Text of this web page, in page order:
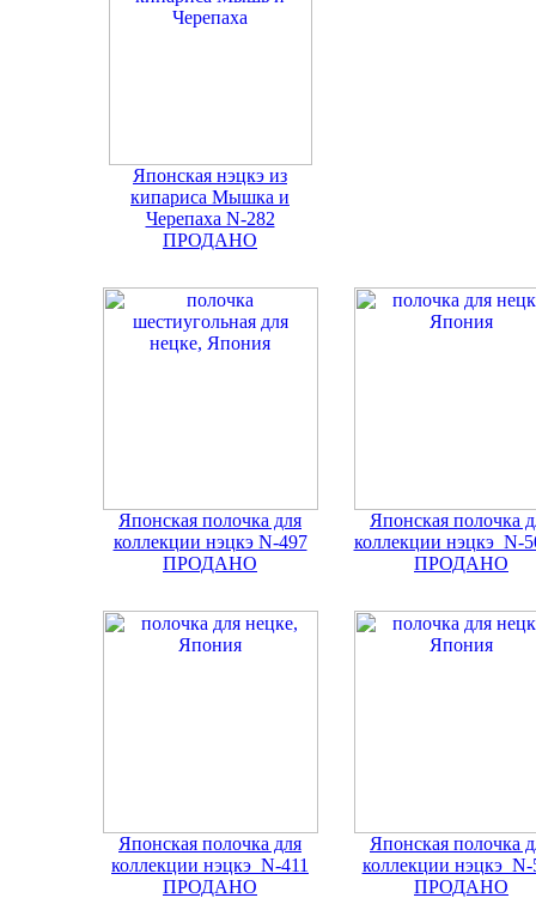
Японская нэцкэ из
кипариса Мышка и
Черепаха N-282
ПРОДАНО
Японская полочка для
коллекции нэцкэ N-497
ПРОДАНО
Японская полочка
коллекции нэцкэ N-
ПРОДАНО
Японская полочка для
коллекции нэцкэ N-411
ПРОДАНО
Японская полочка
коллекции нэцкэ N-
ПРОДАНО